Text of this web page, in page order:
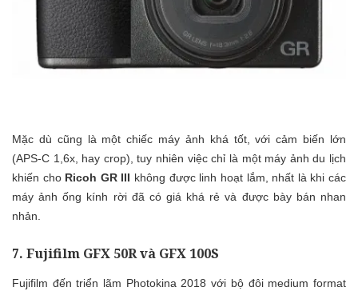
Mặc dù cũng là một chiếc máy ảnh khá tốt, với cảm biến lớn
(APS-C 1,6x, hay crop), tuy nhiên việc chỉ là một máy ảnh du lịch
khiến cho Ricoh GR III không được linh hoạt lắm, nhất là khi các
máy ảnh ống kính rời đã có giá khá rẻ và được bày bán nhan
nhản.
7. Fujifilm GFX 50R và GFX 100S
Fujifilm đến triển lãm Photokina 2018 với bộ đôi medium format